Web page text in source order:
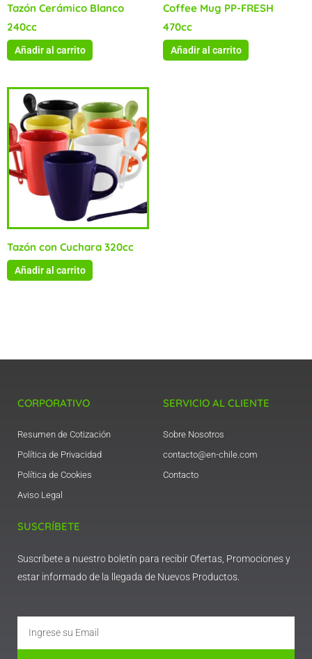
Tazón Cerámico Blanco
240cc
Añadir al carrito
Coffee Mug PP-FRESH
470cc
Añadir al carrito
Tazón con Cuchara 320cc
Añadir al carrito
CORPORATIVO
Resumen de Cotización
Política de Privacidad
Política de Cookies
Aviso Legal
SERVICIO AL CLIENTE
Sobre Nosotros
contacto@en-chile.com
Contacto
SUSCRÍBETE
Suscríbete a nuestro boletín para recibir Ofertas, Promociones y
estar informado de la llegada de Nuevos Productos.